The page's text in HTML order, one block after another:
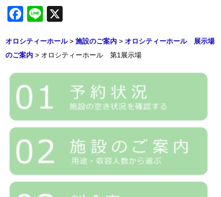
Facebook
Line
オロシティーホール>施設のご案内 >オロシティーホール 展示場
のご案内 > オロシティーホール 第1展示場